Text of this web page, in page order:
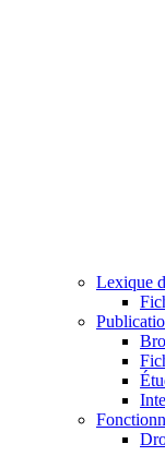
Lexique